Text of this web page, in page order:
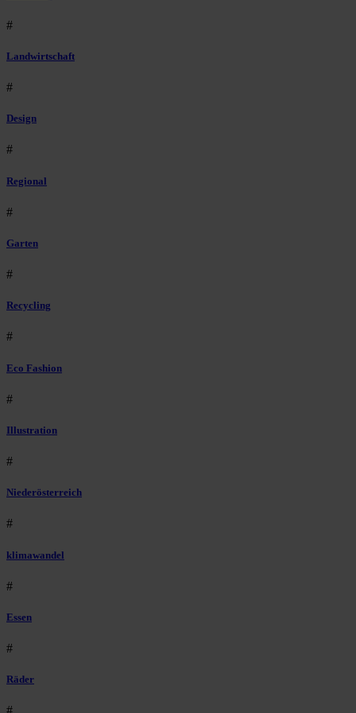
#
Landwirtschaft
#
Design
#
Regional
#
Garten
#
Recycling
#
Eco Fashion
#
Illustration
#
Niederösterreich
#
klimawandel
#
Essen
#
Räder